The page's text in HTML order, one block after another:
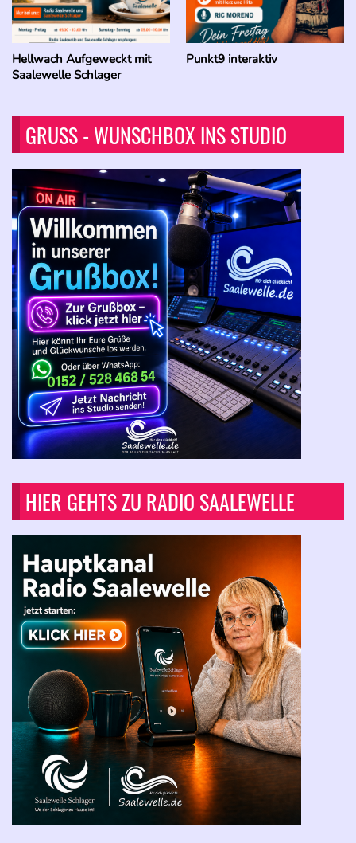
Hellwach Aufgeweckt mit
Saalewelle Schlager
Punkt9 interaktiv
GRUSS - WUNSCHBOX INS STUDIO
HIER GEHTS ZU RADIO SAALEWELLE